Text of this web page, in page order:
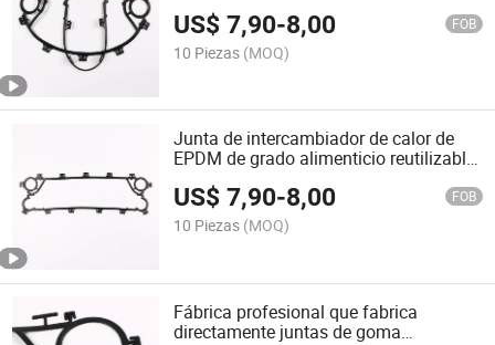
US$7,90-8,00 FOB
10 Piezas (MOQ)
Junta de intercambiador de calor de
EPDM de grado alimenticio reutilizable
y segura de marca duradera
US$7,90-8,00 FOB
10 Piezas (MOQ)
Fábrica profesional que fabrica
directamente juntas de goma